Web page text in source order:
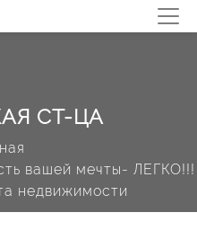
СТ-ЦА
вашей мечты- ЛЕГКО!!!
недвижимости